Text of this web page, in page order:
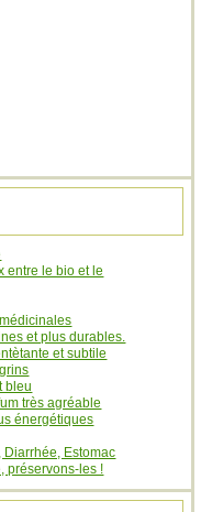
entre le bio et le
et plus durables.
et subtile
bleu
très agréable
énergétiques
Diarrhée, Estomac
préservons-les !